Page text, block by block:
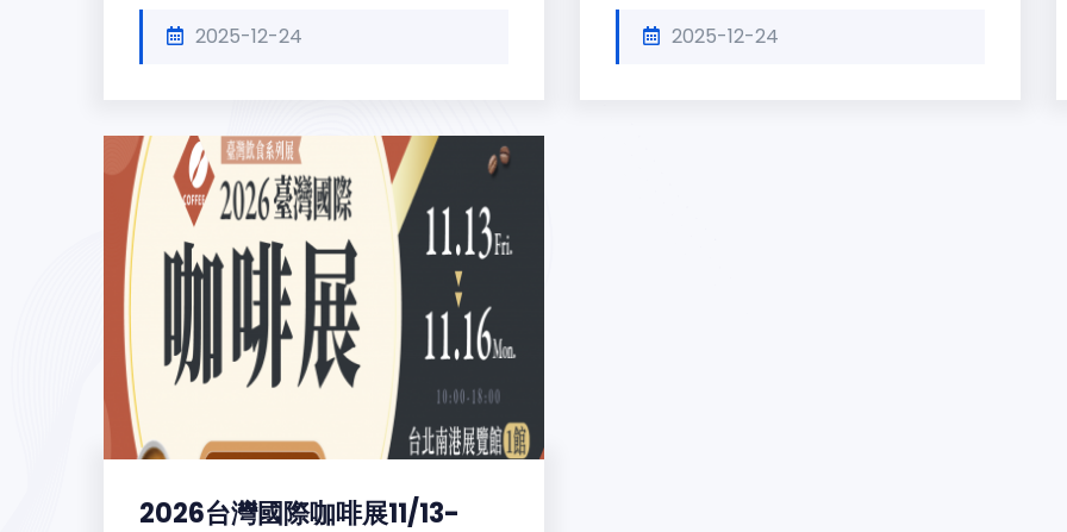
2025-12-24 2025-12-24
2026台灣國際咖啡展11/13-